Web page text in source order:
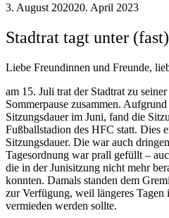
3. August 202020. April 2023
Stadtrat tagt unter
Liebe Freundinnen und Freunde,
am 15. Juli trat der Stadtrat zu
Sommerpause zusammen.
Sitzungsdauer im Juni, fand die
Fußballstadion des HFC statt. Dies
Sitzungsdauer. Die war auch
Tagesordnung war prall gefüllt –
die in der Junisitzung nicht mehr
konnten. Damals standen dem
zur Verfügung, weil längeres Tagen
vermieden werden sollte.